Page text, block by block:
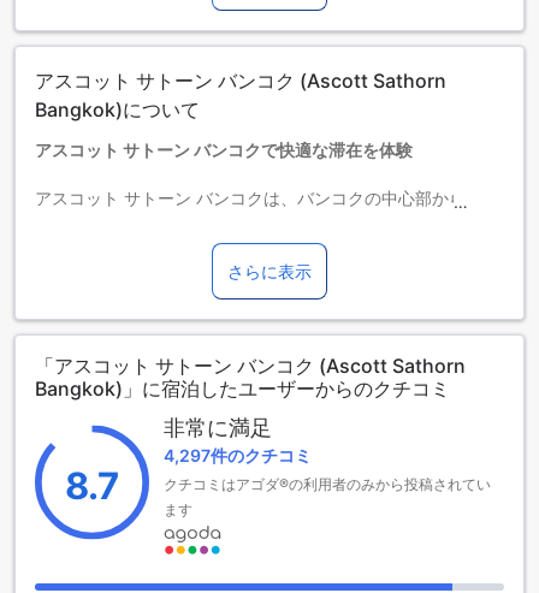
エキストラベッドの追加可否は、ルームタイプにより異なり
ます。各ルームタイプ欄の記載をお確かめください。ルーム
ていない場合は、エキストラベッドの追加はできません。
【ご注意】6部屋以上をご予約の場合は、異なるご予約条件や
アスコット サトーン バンコク (Ascott Sathorn
Bangkok)について
アスコット サトーン バンコクで快適な滞在を体験
アスコット サトーン バンコクは、バンコクの中心部からわず
す。2004年に開業したこのホテルは、洗練されたデザインと
快適な設備を兼ね備え、ビジネスや観光の両方に最適な滞在
先です。空港からの所要時間は約45分と、旅行の疲れを癒す
のに理想的な距離です。 ホテルには177室の客室があり、
広々とした空間でゆったりとおくつろぎいただけます。ただ
し、子供の無料宿泊には対応しておらず、追加料金がかかる
場合があります。チェックインは午後2時から可能で、チェッ
クアウトは正午までとなっています。快適さと利便性を兼ね
備えたアスコット サトーン バンコクで、素敵なバンコク滞在
をお楽しみください。
アスコット サトーン バンコクの充実したエンターテインメン
ト施設
アスコット サトーン バンコクでは、多彩なエンターテインメ
さらに表示
「アスコット サトーン バンコク (Ascott Sathorn
Bangkok)」に宿泊したユーザーからのクチコミ
8.7
非常に満足
4,297件のクチコミ
クチコミはアゴダ®の利用者のみから投稿されてい
ます